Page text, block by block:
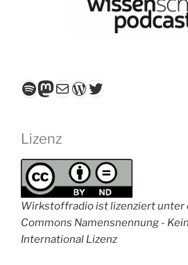
Spotify
Mastodon
E-MailWordPress
Twitter
Lizenz
Wirkstoffradio ist lizenziert unter
Commons Namensnennung -
International Lizenz